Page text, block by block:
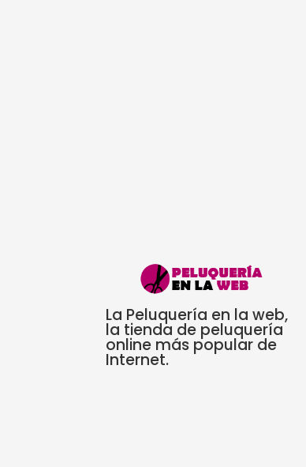
La Peluquería en la web,
la tienda de peluquería
online más popular de
Internet.